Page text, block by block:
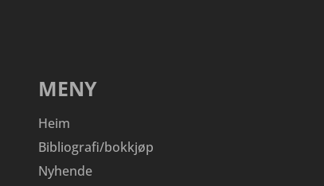
MENY
Heim
Bibliografi/bokkjøp
Nyhende